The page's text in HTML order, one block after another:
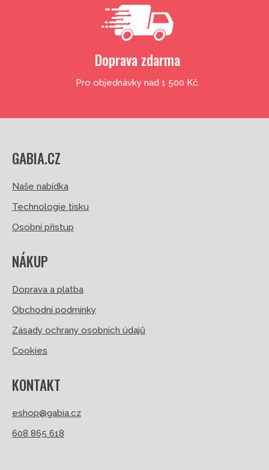
Doprava zdarma
Pro objednávky nad 1 500 Kč.
GABIA.CZ
Naše nabídka
Technologie tisku
Osobní přístup
NÁKUP
Doprava a platba
Obchodní podmínky
Zásady ochrany osobních údajů
Cookies
KONTAKT
eshop@gabia.cz
608 865 618